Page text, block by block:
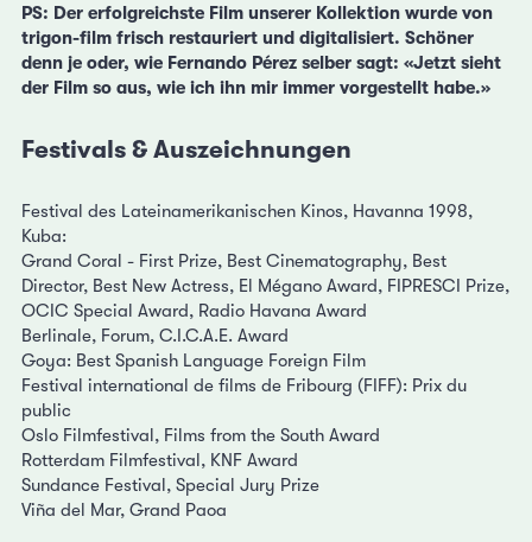
PS: Der erfolgreichste Film unserer Kollektion wurde von
trigon-film frisch restauriert und digitalisiert. Schöner
denn je oder, wie Fernando Pérez selber sagt: «Jetzt sieht
der Film so aus, wie ich ihn mir immer vorgestellt habe.»
Festivals & Auszeichnungen
Festival des Lateinamerikanischen Kinos, Havanna 1998,
Kuba:
Grand Coral - First Prize, Best Cinematography, Best
Director, Best New Actress, El Mégano Award, FIPRESCI Prize,
OCIC Special Award, Radio Havana Award
Berlinale, Forum, C.I.C.A.E. Award
Goya: Best Spanish Language Foreign Film
Festival international de films de Fribourg (FIFF): Prix du
public
Oslo Filmfestival, Films from the South Award
Rotterdam Filmfestival, KNF Award
Sundance Festival, Special Jury Prize
Viña del Mar, Grand Paoa